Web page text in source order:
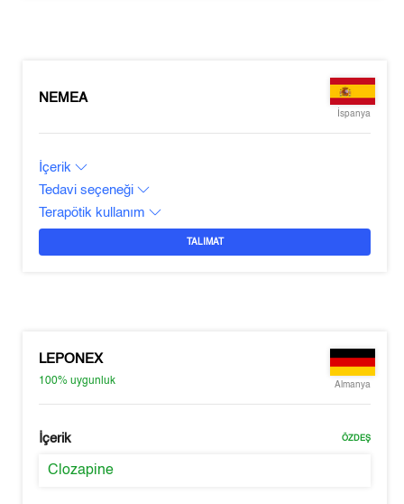
NEMEA
İspanya
İçerik
Tedavi seçeneği
Terapötik kullanım
TALIMAT
LEPONEX
100%uygunluk Almanya
İçerik ÖZDEŞ
Clozapine